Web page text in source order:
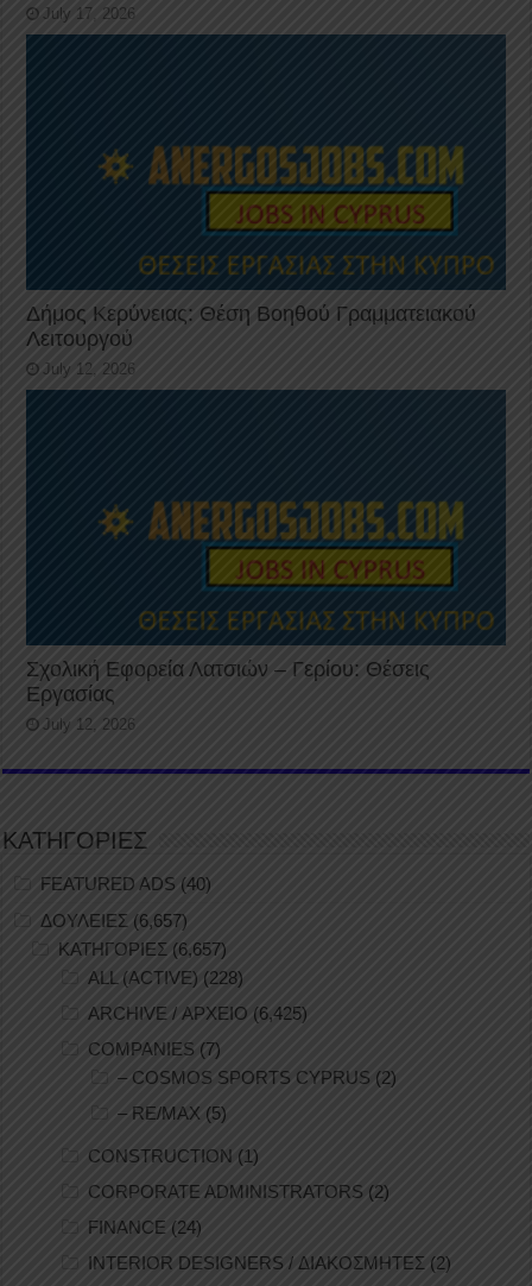
July 17, 2026
Δήμος Κερύνειας: Θέση Βοηθού Γραμματειακού
Λειτουργού
July 12, 2026
Σχολική Εφορεία Λατσιών – Γερίου: Θέσεις
Εργασίας
July 12, 2026
ΚΑΤΗΓΟΡΙΕΣ
FEATURED ADS (40)
ΔΟΥΛΕΙΕΣ (6,657)
ΚΑΤΗΓΟΡΙΕΣ (6,657)
ALL (ACTIVE) (228)
ARCHIVE / ΑΡΧΕΙΟ (6,425)
COMPANIES (7)
– COSMOS SPORTS CYPRUS (2)
– RE/MAX (5)
CONSTRUCTION (1)
CORPORATE ADMINISTRATORS (2)
FINANCE (24)
INTERIOR DESIGNERS / ΔΙΑΚΟΣΜΗΤΕΣ (2)